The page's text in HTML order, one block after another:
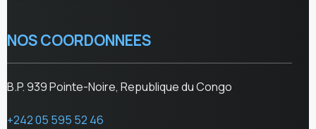
NOS COORDONNEES
B.P. 939 Pointe-Noire, Republique du Congo
+242 05 595 52 46